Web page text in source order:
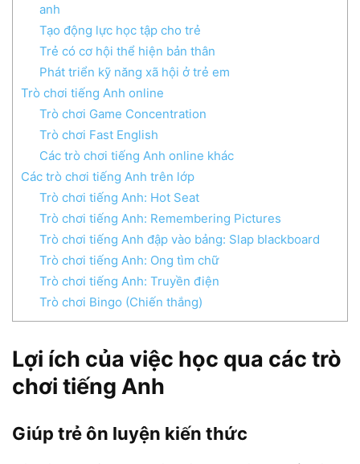
anh
Tạo động lực học tập cho trẻ
Trẻ có cơ hội thể hiện bản thân
Phát triển kỹ năng xã hội ở trẻ em
Trò chơi tiếng Anh online
Trò chơi Game Concentration
Trò chơi Fast English
Các trò chơi tiếng Anh online khác
Các trò chơi tiếng Anh trên lớp
Trò chơi tiếng Anh: Hot Seat
Trò chơi tiếng Anh: Remembering Pictures
Trò chơi tiếng Anh đập vào bảng: Slap blackboard
Trò chơi tiếng Anh: Ong tìm chữ
Trò chơi tiếng Anh: Truyền điện
Trò chơi Bingo (Chiến thắng)
Lợi ích của việc học qua các trò
chơi tiếng Anh
Giúp trẻ ôn luyện kiến thức